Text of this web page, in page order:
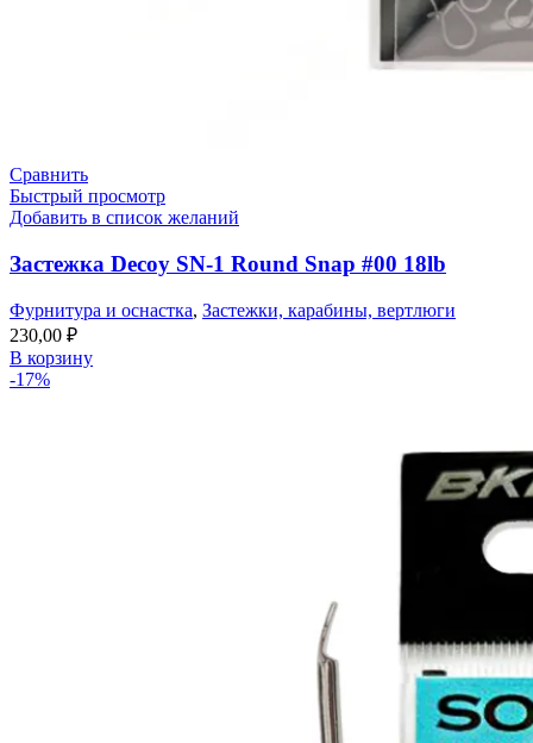
Сравнить
Быстрый просмотр
Добавить в список желаний
Застежка Decoy SN-1 Round Snap #00 18lb
Фурнитура и оснастка, Застежки, карабины, вертлюги
230,00 ₽
В корзину
-17%